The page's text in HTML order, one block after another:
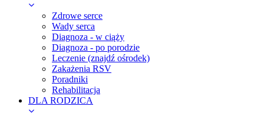
Zdrowe serce
Wady serca
Diagnoza - w ciąży
Diagnoza - po porodzie
Leczenie (znajdź ośrodek)
Zakażenia RSV
Poradniki
Rehabilitacja
DLA RODZICA